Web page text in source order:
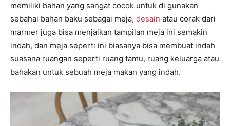
memiliki bahan yang sangat cocok untuk di gunakan
sebahai bahan baku sebagai meja, desain atau corak dari
marmer juga bisa menjaikan tampilan meja ini semakin
indah, dan meja seperti ini biasanya bisa membuat indah
suasana ruangan seperti ruang tamu, ruang keluarga atau
bahakan untuk sebuah meja makan yang indah.